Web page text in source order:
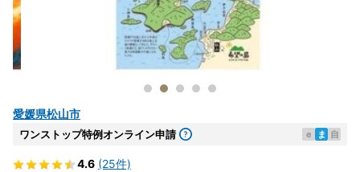
愛媛県松山市
ワンストップ特例オンライン申請 e ま 自
4.6 (25件)